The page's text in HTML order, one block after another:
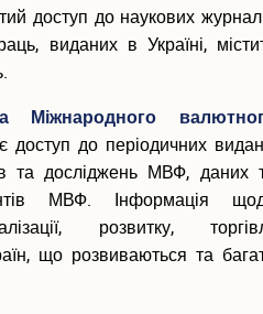
доступ до наукових
виданих в Україні,
Міжнародного
доступ до періодичних
та досліджень МВФ, даних
МВФ. Інформація
розвитку,
що розвиваються та